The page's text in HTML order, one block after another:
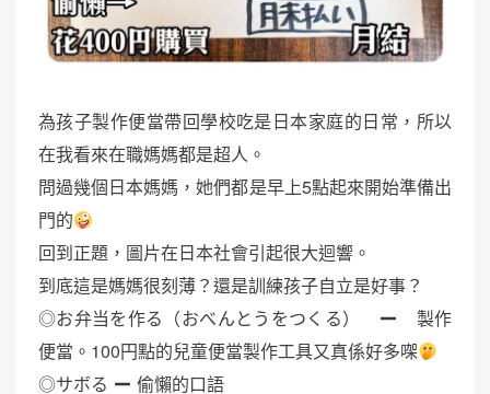
為孩子製作便當帶回學校吃是日本家庭的日常，所以
在我看來在職媽媽都是超人。
問過幾個日本媽媽，她們都是早上5點起來開始準備出
門的
回到正題，圖片在日本社會引起很大迴響。
到底這是媽媽很刻薄？還是訓練孩子自立是好事？
◎お弁当を作る（おべんとうをつくる）
製作
便當。100円點的兒童便當製作工具又真係好多㗎
◎サボる
偷懶的口語